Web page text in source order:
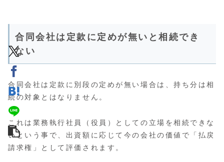
合同会社は定款に定めが無いと相続でき
ない
合同会社は定款に別段の定めが無い場合は、持ち分は相
続の対象とはなりません。
これは業務執行社員（役員）としての立場を相続できな
いという事で、出資額に応じて今の会社の価値で「払戻
請求権」として評価されます。